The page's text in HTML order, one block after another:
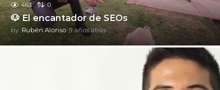
463 0
🐶 El encantador de SEOs
by Rubén Alonso 9 años atrás9